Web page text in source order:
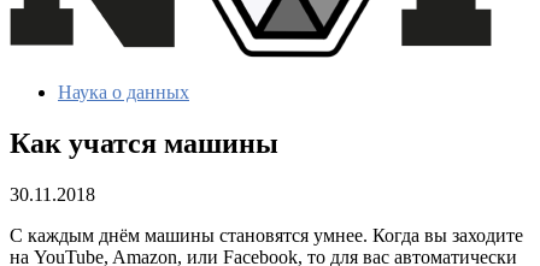
Наука о данных
Как учатся машины
30.11.2018
С каждым днём машины становятся умнее. Когда вы заходите
на YouTube, Amazon, или Facebook, то для вас автоматически